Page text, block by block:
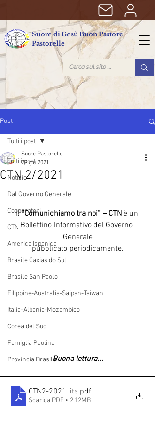
Suore di Gesù Buon Pastore
Pastorelle
Post
Tutti i post
Notizie
Dal Governo Generale
Cooperatori
CTN
America Ispanica
Brasile Caxias do Sul
Brasile San Paolo
Filippine-Australia-Saipan-Taiwan
Italia-Albania-Mozambico
Corea del Sud
Famiglia Paolina
Provincia Brasile
Tutti i post
CTN 2/2021
Suore Pastorelle
29 giu 2021
Il “Comunichiamo tra noi” – CTN è un
Bollettino Informativo del Governo
Generale
pubblicato periodicamente.
Buona lettura...
CTN2-2021_ita.pdf
Scarica PDF • 2.12MB